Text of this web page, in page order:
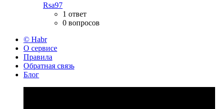
Rsa97
1 ответ
0 вопросов
© Habr
О сервисе
Правила
Обратная связь
Блог